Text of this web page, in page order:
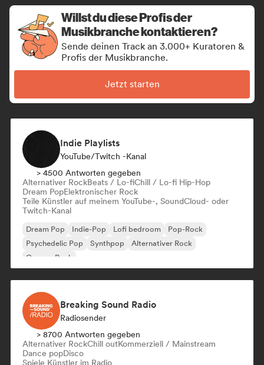
Willst du diese Profis der
Musikbranche kontaktieren?
Sende deinen Track an 3.000+ Kuratoren &
Profis der Musikbranche.
Jetzt starten
Indie Playlists
YouTube/Twitch -Kanal
> 4500 Antworten gegeben
Alternativer RockBeats / Lo-fiChill / Lo-fi Hip-Hop
Dream PopElektronischer Rock
Teile Künstler auf meinem YouTube-, SoundCloud- oder
Twitch-Kanal
Dream Pop Indie-Pop Lofi bedroom
Pop-Rock
Psychedelic Pop
Synthpop
Alternativer Rock
Garage-Rock
Breaking Sound Radio
Radiosender
> 8700 Antworten gegeben
Alternativer RockChill outKommerziell / Mainstream
Dance popDisco
Spiele Künstler im Radio